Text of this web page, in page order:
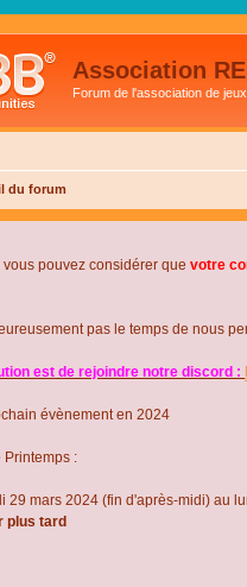
Association
Forum de l'association de jeux
du forum
pouvez considérer que votre
pas le temps de nous
est de rejoindre notre discord :
évènement en 2024
Printemps :
29 mars 2024 (fin d'après-midi) au
plus tard